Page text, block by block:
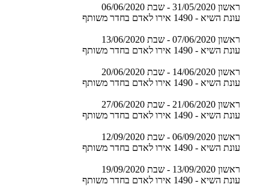
ראשון 31/05/2020 - שבת 06/06/2020
עונת השיא - 1490 אירו לאדם בחדר משותף
ראשון 07/06/2020 - שבת 13/06/2020
עונת השיא - 1490 אירו לאדם בחדר משותף
ראשון 14/06/2020 - שבת 20/06/2020
עונת השיא - 1490 אירו לאדם בחדר משותף
ראשון 21/06/2020 - שבת 27/06/2020
עונת השיא - 1490 אירו לאדם בחדר משותף
ראשון 06/09/2020 - שבת 12/09/2020
עונת השיא - 1490 אירו לאדם בחדר משותף
ראשון 13/09/2020 - שבת 19/09/2020
עונת השיא - 1490 אירו לאדם בחדר משותף